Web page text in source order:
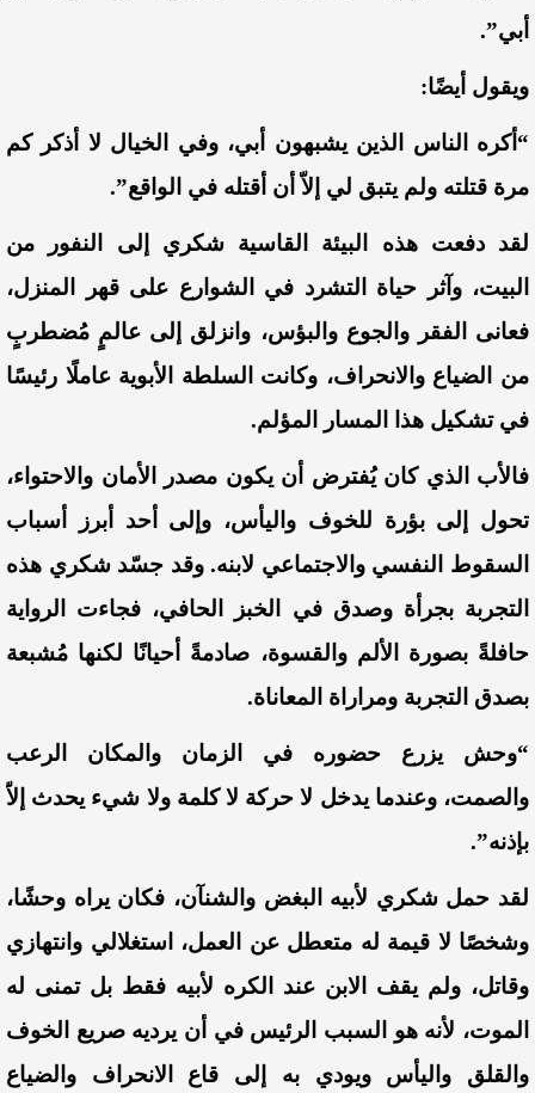
أبي”.
ويقول أيضًا:
“أكره الناس الذين يشبهون أبي،وفي الخيال لا أذكر كم
مرة قتلته ولم يتبق لي إلاّ أن أقتله في الواقع”.
لقددفعت هذه البيئة القاسية شكري إلى النفور من
البيت، وآثر حياة التشرد في الشوارع على قهر المنزل،
فعانى الفقر والجوع والبؤس، وانزلق إلى عالمٍ مُضطربٍ
من الضياع والانحراف، وكانت السلطة الأبوية عاملًا رئيسًا
في تشكيل هذا المسار المؤلم.
فالأب الذي كان يُفترض أن يكون مصدر الأمان والاحتواء،
تحول إلى بؤرة للخوف واليأس، وإلى أحد أبرز أسباب
السقوط النفسي والاجتماعي لابنه. وقد جسّد شكري هذه
التجربة بجرأة وصدق في الخبز الحافي، فجاءت الرواية
حافلةً بصورة الألم والقسوة، صادمةً أحيانًا لكنها مُشبعة
بصدق التجربة ومراراة المعاناة.
“وحش يزرع حضوره في الزمان والمكان الرعب
والصمت، وعندما يدخل لا حركة لا كلمة ولا شيء يحدث إلاّ
بإذنه”.
لقد حمل شكري لأبيه البغض والشنآن، فكان يراه وحشًا،
وشخصًا لا قيمة له متعطل عن العمل، استغلالي وانتهازي
وقاتل، ولم يقف الابن عند الكره لأبيه فقط بل تمنى له
الموت، لأنه هو السبب الرئيس في أن يرديه صريع الخوف
والقلق واليأس ويودي به إلى قاع الانحراف والضياع